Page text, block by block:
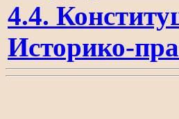
4.4.
Историко-